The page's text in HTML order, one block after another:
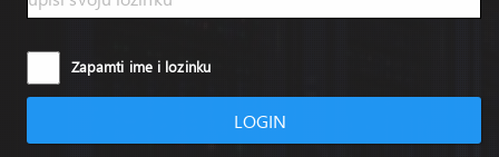
Zapamti ime i lozinku
LOGIN